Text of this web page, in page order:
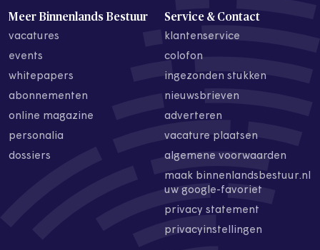
Meer Binnenlands Bestuur
vacatures
events
whitepapers
abonnementen
online magazine
personalia
dossiers
Service & Contact
klantenservice
colofon
ingezonden stukken
nieuwsbrieven
adverteren
vacature plaatsen
algemene voorwaarden
maak binnenlandsbestuur.nl
uw google-favoriet
privacy statement
privacyinstellingen